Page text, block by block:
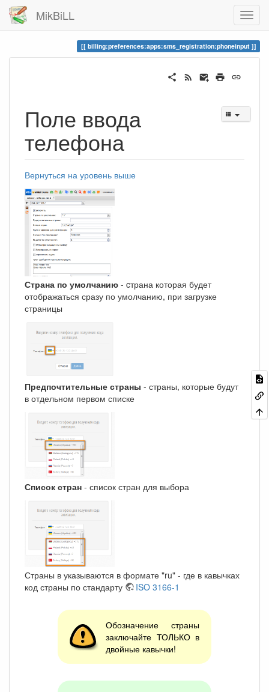
MikBiLL
billing:preferences:apps:sms_registration:phoneinput
Поле ввода
телефона
Вернуться на уровень выше
Страна по умолчанию - cтрана которая будет
отображаться сразу по умолчанию, при загрузке
страницы
Предпочтительные страны - страны, которые будут
в отдельном первом списке
Список стран - список стран для выбора
Страны в указываются в формате "ru" - где в кавычках
код страны по стандарту
ISO 3166-1
Обозначение страны
заключайте ТОЛЬКО в
двойные кавычки!